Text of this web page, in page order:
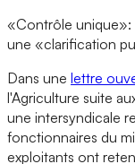
«Contrôle unique»:
une «clarification
Dans une lettre
l'Agriculture suite
une intersyndicale
fonctionnaires du
exploitants ont